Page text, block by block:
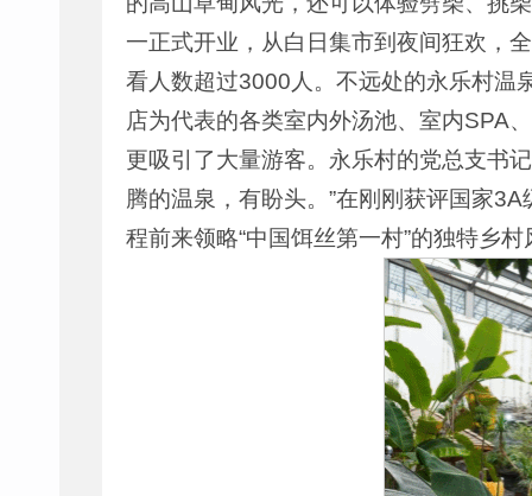
一正式开业，从白日集市到夜间狂欢，
看人数超过3000人。不远处的永乐村温
店为代表的各类室内外汤池、室内SPA
更吸引了大量游客。永乐村的党总支书
腾的温泉，有盼头。”在刚刚获评国家
程前来领略“中国饵丝第一村”的独特乡村